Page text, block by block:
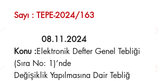
Sayı : TEPE-2024/163
08.11.2024
Konu :Elektronik Defter Genel Tebliği
(Sıra No: 1)’nde
Değişiklik Yapılmasına Dair Tebliğ